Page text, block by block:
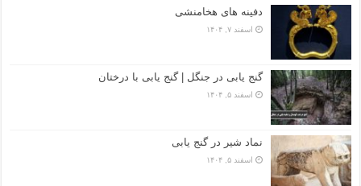
دفینه های هخامنشی
اسفند ۷, ۱۴۰۴
گنج یابی در جنگل | گنج یابی با درختان
اسفند ۵, ۱۴۰۴
نماد شیر در گنج یابی
اسفند ۵, ۱۴۰۴